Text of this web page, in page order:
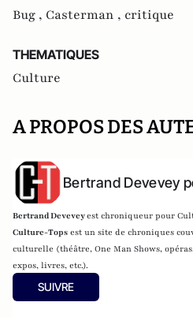
Bug , Casterman , critique
THEMATIQUES
Culture
A PROPOS DES
Bertrand Devevey
Bertrand Deveveyest chroniqueur pour
Culture-Tops est un site de chroniques
culturelle (théâtre, One Man Shows,
expos, livres, etc.).
SUIVRE